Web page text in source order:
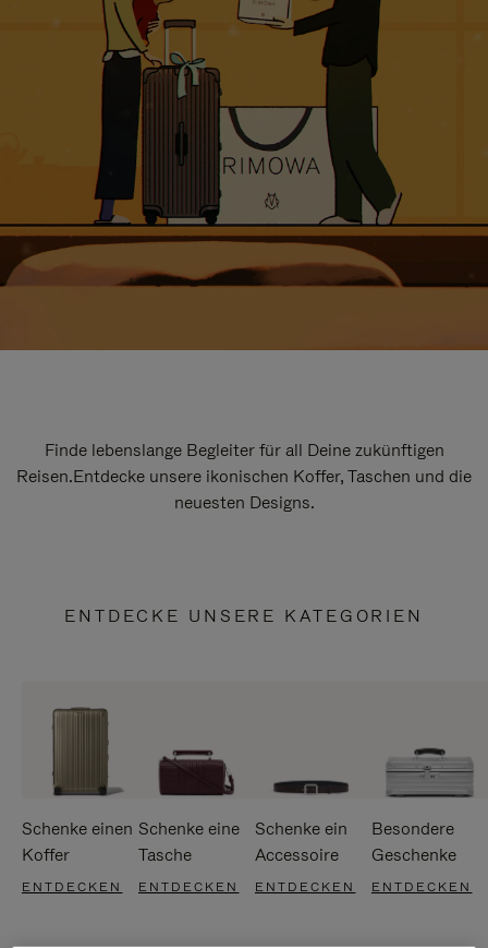
Finde lebenslange Begleiter für all Deine zukünftigen
Reisen.Entdecke unsere ikonischen Koffer, Taschen und die
neuesten Designs.
ENTDECKE UNSERE KATEGORIEN
Schenke einen
Koffer
ENTDECKEN
Schenke eine
Tasche
ENTDECKEN
Schenke ein
Accessoire
ENTDECKEN
Besondere
Geschenke
ENTDECKEN